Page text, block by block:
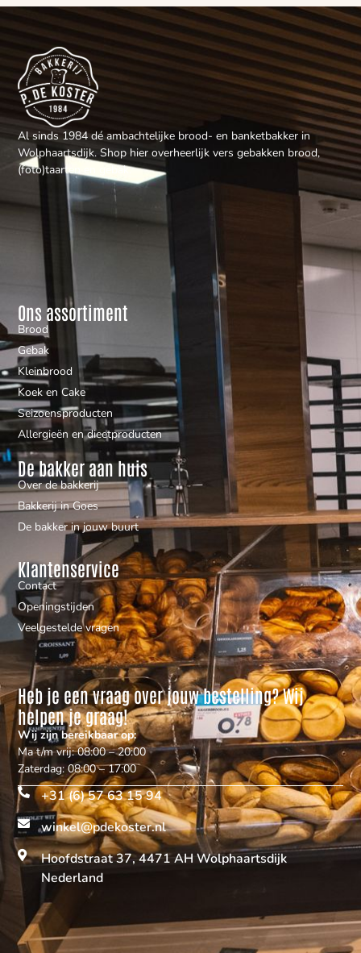
Al sinds 1984 dé ambachtelijke brood- en banketbakker in
Wolphaartsdijk. Shop hier overheerlijk vers gebakken brood,
(foto)taarten en gebak.
Ons assortiment
Brood
Gebak
Kleinbrood
Koek en Cake
Seizoensproducten
Allergieën en dieetproducten
De bakker aan huis
Over de bakkerij
Bakkerij in Goes
De bakker in jouw buurt
Klantenservice
Contact
Openingstijden
Veelgestelde vragen
Heb je een vraag over jouw bestelling? Wij
helpen je graag!
Wij zijn bereikbaar op:
Ma t/m vrij: 08:00 – 20:00
Zaterdag: 08:00 – 17:00
+31 (6) 57 63 15 94
winkel@pdekoster.nl
Hoofdstraat 37, 4471 AH Wolphaartsdijk
Nederland